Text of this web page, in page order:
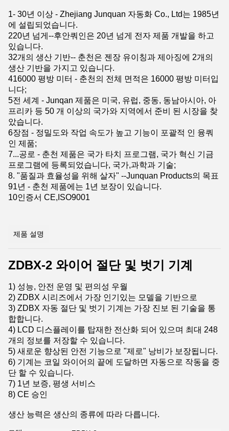
1- 30년 이상 - Zhejiang Junquan 자동화 Co., Ltd는 1985년
에 설립되었습니다.
220년 넘게--후안쿼인은 20년 넘게 전자 제품 개발을 하고
있습니다.
32개의 생산 기반-- 춘천은 젠장 유이칭과 제아징에 2개의
생산 기반을 가지고 있습니다.
416000 평방 미터 - 춘천의 전체 면적은 16000 평방 미터입
니다;
5전 세계 - Junqan 제품은 미국, 유럽, 중동, 동남아시아, 아
프리카 등 50 개 이상의 국가와 지역에서 준비 된 시장을 찾
았습니다.
6장점 - 정밀도와 작업 속도가 높고 기능이 포괄적 인 융쿼
인 제품;
7...공로 - 춘천 제품은 국가 타치 프로그램, 국가 혁신 기금
프로그램에 등록되었습니다, 국가,과학과 기술;
8. "품질과 효율성을 위해 살자" --Junquan Products의 목표
91년 - 춘천 제품에는 1년 보장이 있습니다.
10인증서 CE,ISO9001
제품 설명
ZDBX-2 와이어 절단 및 벗기 기계
1) 성능, 안전 운영 및 편의성 우월
2) ZDBX 시리즈에서 가장 인기있는 모델을 기반으로
3) ZDBX 자동 절단 및 벗기 기계는 가장 진보 된 기술을 통
합합니다.
4) LCD 디스플레이를 탑재한 전산화 되어 있으며 최대 248
개의 정보를 저장할 수 있습니다.
5) 새로운 향상된 안전 기능으로 "제로" 낭비가 보장됩니다.
6) 기계는 코일 와이어의 끝에 도달하면 자동으로 작동을 중
단 할 수 있습니다.
7) 1년 보증, 평생 서비스
8) CE 승인
생산 능력은 생산의 종류에 따라 다릅니다.